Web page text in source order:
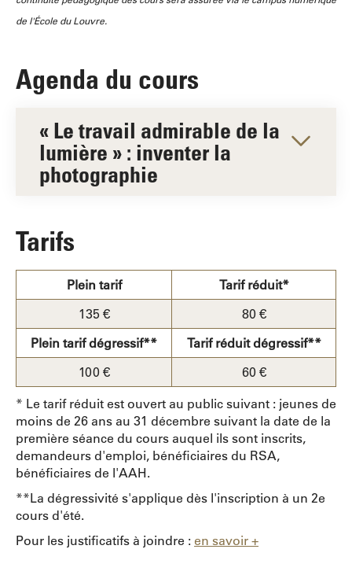
de l'École du Louvre.
Agenda du cours
« Le travail admirable de la
lumière » : inventer la
photographie
Tarifs
Plein tarif
Tarif réduit*
135 €
80 €
Plein tarif dégressif**
Tarif réduit dégressif**
100 €
60 €
* Le tarif réduit est ouvert au public suivant : jeunes de
moins de 26 ans au 31 décembre suivant la date de la
première séance du cours auquel ils sont inscrits,
demandeurs d'emploi, bénéficiaires du RSA,
bénéficiaires de l'AAH.
**La dégressivité s'applique dès l'inscription à un 2e
cours d'été.
Pour les justificatifs à joindre : en savoir +